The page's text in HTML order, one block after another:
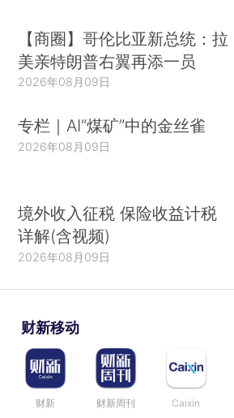
【商圈】哥伦比亚新总统：拉
美亲特朗普右翼再添一员
2026年08月09日
专栏｜AI“煤矿”中的金丝雀
2026年08月09日
境外收入征税 保险收益计税
详解(含视频)
2026年08月09日
财新移动
财新 财新周刊 Caixin